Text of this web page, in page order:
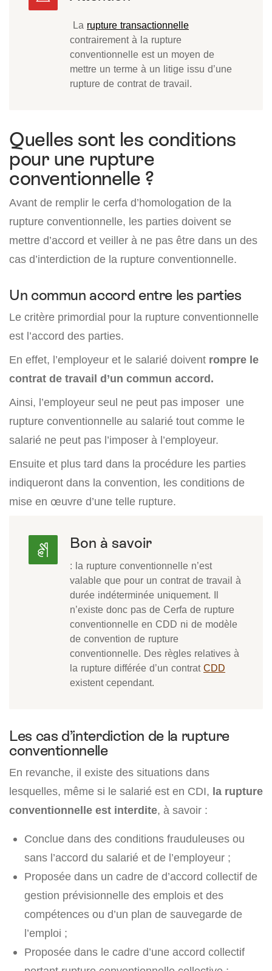
La rupture transactionnelle
contrairement à la rupture
conventionnelle est un moyen de
mettre un terme à un litige issu d’une
rupture de contrat de travail.
Quelles sont les conditions
pour une rupture
conventionnelle ?
Avant de remplir le cerfa d’homologation de la
rupture conventionnelle, les parties doivent se
mettre d’accord et veiller à ne pas être dans un des
cas d’interdiction de la rupture conventionnelle.
Un commun accord entre les parties
Le critère primordial pour la rupture conventionnelle
est l’accord des parties.
En effet, l’employeur et le salarié doivent rompre le
contrat de travail d’un commun accord.
Ainsi, l’employeur seul ne peut pas imposer une
rupture conventionnelle au salarié tout comme le
salarié ne peut pas l’imposer à l’employeur.
Ensuite et plus tard dans la procédure les parties
indiqueront dans la convention, les conditions de
mise en œuvre d’une telle rupture.
Bon à savoir
: la rupture conventionnelle n’est
valable que pour un contrat de travail à
durée indéterminée uniquement. Il
n’existe donc pas de Cerfa de rupture
conventionnelle en CDD ni de modèle
de convention de rupture
conventionnelle. Des règles relatives à
la rupture différée d’un contrat CDD
existent cependant.
Les cas d’interdiction de la rupture
conventionnelle
En revanche, il existe des situations dans
lesquelles, même si le salarié est en CDI, la rupture
conventionnelle est interdite, à savoir :
Conclue dans des conditions frauduleuses ou
sans l’accord du salarié et de l’employeur ;
Proposée dans un cadre de d’accord collectif de
gestion prévisionnelle des emplois et des
compétences ou d’un plan de sauvegarde de
l’emploi ;
Proposée dans le cadre d’une accord collectif